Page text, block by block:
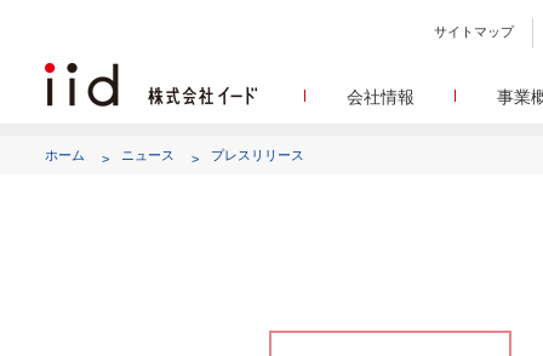
サイトマップ
会社情報
アク
事業
ホーム ニュース プレスリリース